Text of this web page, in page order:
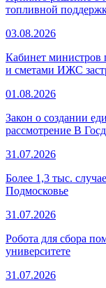
топливной
03.08.2026
Кабинет министров
и сметами ИЖС
01.08.2026
Закон о создании
рассмотрение В
31.07.2026
Более 1,3 тыс.
Подмосковье
31.07.2026
Робота для сбора
университете
31.07.2026